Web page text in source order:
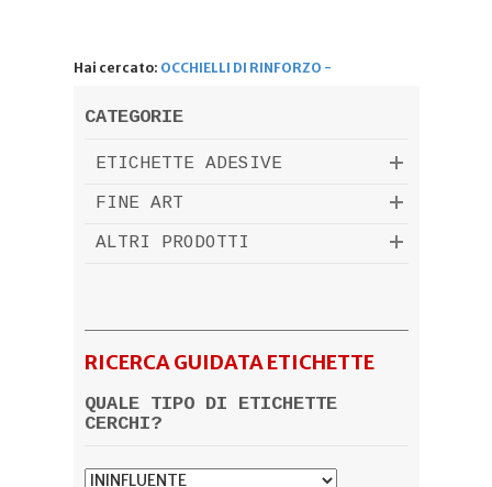
Hai cercato: OCCHIELLI DI RINFORZO -
CATEGORIE
ETICHETTE ADESIVE
FINE ART
ALTRI PRODOTTI
RICERCA GUIDATA ETICHETTE
QUALE TIPO DI ETICHETTE
CERCHI?